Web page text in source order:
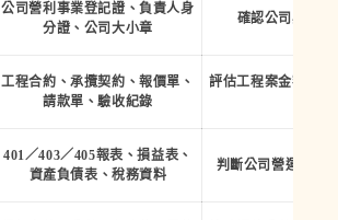
公司營利事業登記證、負責人身
分證、公司大小章
確認公司與申請
工程合約、承攬契約、報價單、
請款單、驗收紀錄
評估工程案金額、進
401／403／405報表、損益表、
資產負債表、稅務資料
判斷公司營運狀況